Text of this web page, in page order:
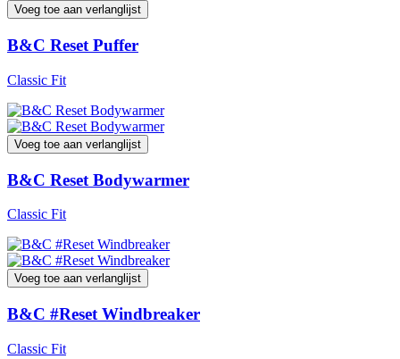
Voeg toe aan verlanglijst
B&C Reset Puffer
Classic Fit
Voeg toe aan verlanglijst
B&C Reset Bodywarmer
Classic Fit
Voeg toe aan verlanglijst
B&C #Reset Windbreaker
Classic Fit